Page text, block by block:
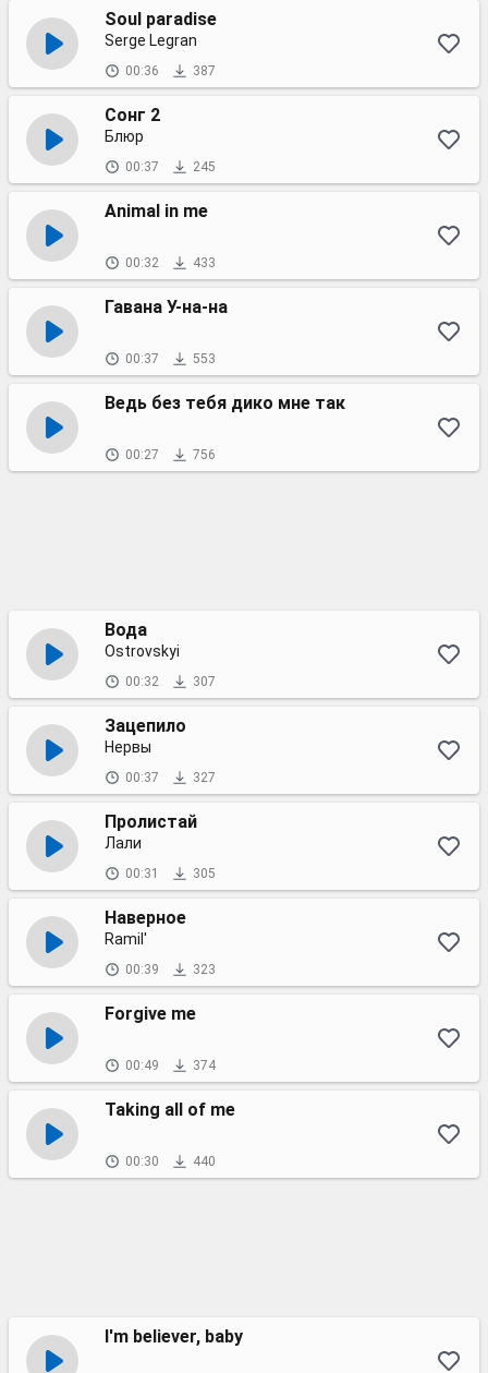
Soul paradise
Serge Legran
00:36 387
Сонг 2
Блюр
00:37 245
Animal in me
00:32 433
Гавана У-на-на
00:37 553
Ведь без тебя дико мне так
00:27 756
Вода
Ostrovskyi
00:32 307
Зацепило
Нервы
00:37 327
Пролистай
Лали
00:31 305
Наверное
Ramil'
00:39 323
Forgive me
00:49 374
Taking all of me
00:30 440
I'm believer, baby